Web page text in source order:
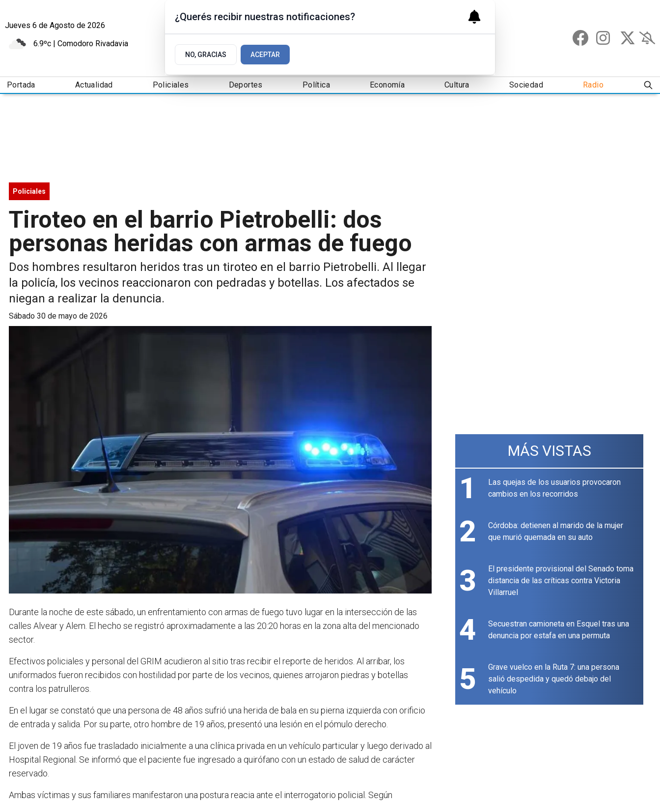
Jueves 6 de Agosto de 2026
6.9ºc | Comodoro Rivadavia
Portada Actualidad Policiales Deportes Política Economía Cultura Sociedad Radio
Policiales
Tiroteo en el barrio Pietrobelli: dos
personas heridas con armas de fuego
Dos hombres resultaron heridos tras un tiroteo en el barrio Pietrobelli. Al llegar
la policía, los vecinos reaccionaron con pedradas y botellas. Los afectados se
niegan a realizar la denuncia.
sábado 30 de mayo de 2026
Durante la noche de este sábado, un enfrentamiento con armas de fuego tuvo lugar en la intersección de las
calles Alvear y Alem. El hecho se registró aproximadamente a las 20:20 horas en la zona alta del mencionado
sector.
Efectivos policiales y personal del GRIM acudieron al sitio tras recibir el reporte de heridos. Al arribar, los
uniformados fueron recibidos con hostilidad por parte de los vecinos, quienes arrojaron piedras y botellas
contra los patrulleros.
En el lugar se constató que una persona de 48 años sufrió una herida de bala en su pierna izquierda con orificio
de entrada y salida. Por su parte, otro hombre de 19 años, presentó una lesión en el pómulo derecho.
El joven de 19 años fue trasladado inicialmente a una clínica privada en un vehículo particular y luego derivado al
Hospital Regional. Se informó que el paciente fue ingresado a quirófano con un estado de salud de carácter
reservado.
Ambas víctimas y sus familiares manifestaron una postura reacia ante el interrogatorio policial. Según
MÁS VISTAS
1
Las quejas de los usuarios provocaron
cambios en los recorridos
2
Córdoba: detienen al marido de la mujer
que murió quemada en su auto
3
El presidente provisional del Senado toma
distancia de las críticas contra Victoria
Villarruel
4
Secuestran camioneta en Esquel tras una
denuncia por estafa en una permuta
5
Grave vuelco en la Ruta 7: una persona
salió despedida y quedó debajo del
vehículo
¿Querés recibir nuestras notificaciones?
NO, GRACIAS ACEPTAR